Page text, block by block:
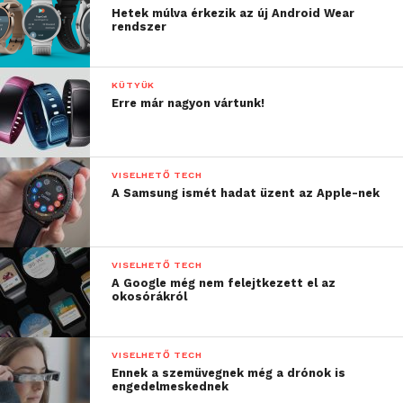
megközelítőleg pontos, gyors betekintést adhat a
szervezet állapotáról. A digitális egészségügy
technológiai határait folyamatosan feszegetve, a
Huawei május 15-én mutatja be a HUAWEI WATCH 5
és a HUAWEI WATCH FIT 4 okosórákat – mindkettőt
a TruSense rendszerrel felszerelve, újabb szintre
emelve a viselhető egészségtechnológia élményét.
További friss híreket talál a
Csatlakozzon hozzánk a
Hetek múlva érkezik az új Android Wear
rendszer
KÜTYÜK
Erre már nagyon vártunk!
VISELHETŐ TECH
A Samsung ismét hadat üzent az Apple-nek
VISELHETŐ TECH
A Google még nem felejtkezett el az
okosórákról
VISELHETŐ TECH
Ennek a szemüvegnek még a drónok is
engedelmeskednek